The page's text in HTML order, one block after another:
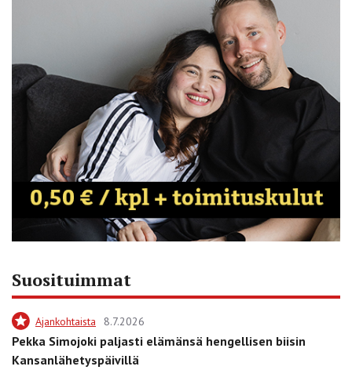
Suosituimmat
Ajankohtaista 8.7.2026
Pekka Simojoki paljasti elämänsä hengellisen biisin
Kansanlähetyspäivillä